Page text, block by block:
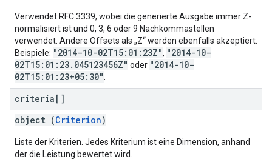
Verwendet RFC 3339, wobei die generierte Ausgabe immer Z-
normalisiert ist und 0, 3, 6 oder 9 Nachkommastellen
verwendet. Andere Offsets als „Z“ werden ebenfalls akzeptiert.
Beispiele: "2014-10-02T15:01:23Z", "2014-10-
02T15:01:23.045123456Z" oder "2014-10-
02T15:01:23+05:30"
criteria[]
object (Criterion)
Liste der Kriterien. Jedes Kriterium ist eine Dimension, anhand
der die Leistung bewertet wird.